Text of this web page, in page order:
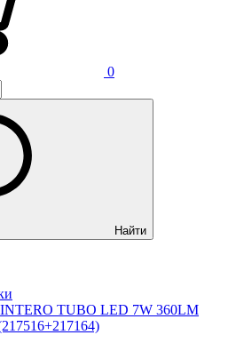
0
Найти
TUBO LED 7W 360LM